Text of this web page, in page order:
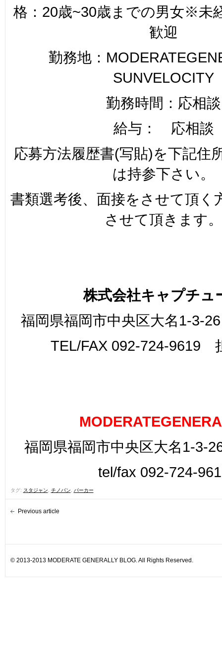
格：20歳~30歳までの男女※未
歓迎
勤務地：
SUNVELOCITY
勤務時間：応相談
給与： 応相談
応募方法履歴書(写貼)を下記住
は持参下さい。
書類選考後、面接をさせて頂く
させて頂きます。
株式会社キャプチュ
福岡県福岡市中央区大名1-3-
TEL/FAX 092-724-9619
福岡県福岡市中央区大名1-3-
tel/fax 092-724-
タグ: スタジャン チノパン パーカー
Previous article
© 2013-2013 MODERATE GENERALLY BLOG. All Rights Reserved.